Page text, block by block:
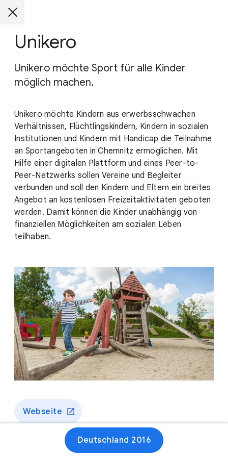
Unikero
Unikero möchte Sport für alle Kinder
möglich machen.
Unikero möchte Kindern aus erwerbsschwachen
Verhältnissen, Flüchtlingskindern, Kindern in sozialen
Institutionen und Kindern mit Handicap die Teilnahme
an Sportangeboten in Chemnitz ermöglichen. Mit
Hilfe einer digitalen Plattform und eines Peer-to-
Peer-Netzwerks sollen Vereine und Begleiter
verbunden und soll den Kindern und Eltern ein breites
Angebot an kostenlosen Freizeitaktivitäten geboten
werden. Damit können die Kinder unabhängig von
finanziellen Möglichkeiten am sozialen Leben
teilhaben.
Webseite
Deutschland 2016